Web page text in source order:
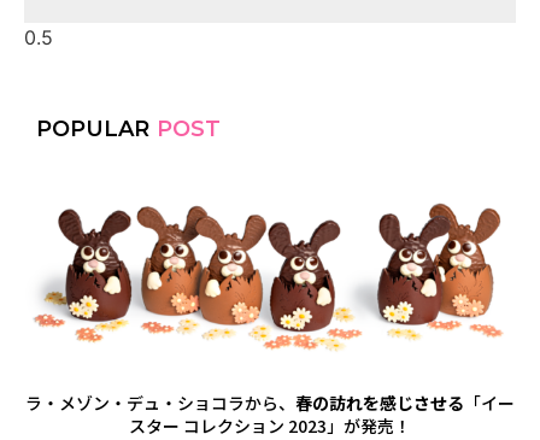
POPULAR POST
ラ・メゾン・デュ・ショコラから、 春の訪れを感じさせる 「イー
スター コレクション 2023」が発売！